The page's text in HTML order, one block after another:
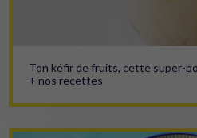
Ton kéfir de fruits, cette super-
+ nos recettes